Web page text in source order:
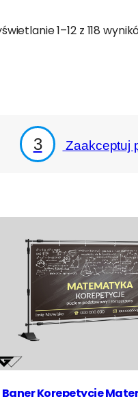
1–12 z 118
3 Zaakceptuj
Baner Korepetycje